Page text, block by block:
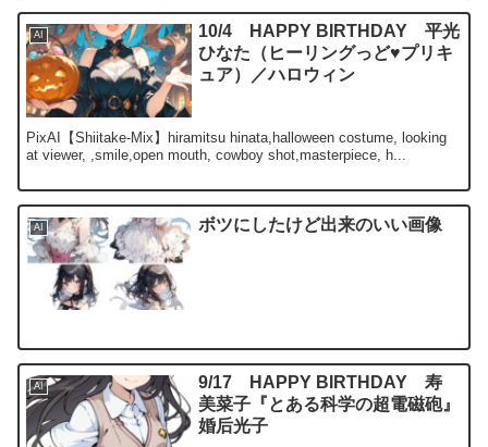
AI
10/4 HAPPY BIRTHDAY 平光
ひなた（ヒーリングっど♥プリキ
ュア）／ハロウィン
PixAI【Shiitake-Mix】hiramitsu hinata,halloween costume, looking
at viewer, ,smile,open mouth, cowboy shot,masterpiece, h...
AI ボツにしたけど出来のいい画像
AI
9/17 HAPPY BIRTHDAY 寿
美菜子『とある科学の超電磁砲』
婚后光子